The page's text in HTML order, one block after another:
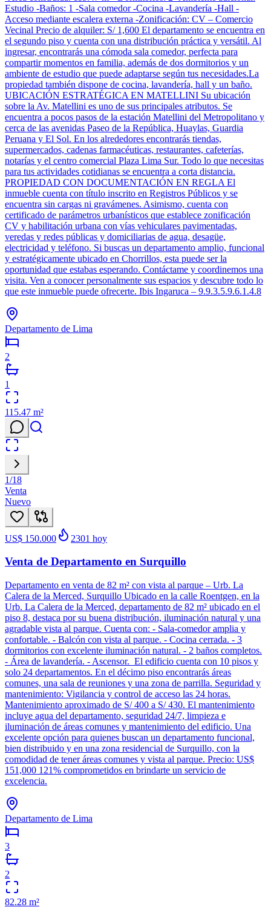
Estudio -Baños: 1 -Sala comedor -Cocina -Lavandería -Hall -
Acceso mediante escalera externa -Zonificación: CV – Comercio
Vecinal Precio de alquiler: S/ 1,600 El departamento se encuentra en
el segundo piso y cuenta con una distribución práctica y versátil. Al
ingresar, encontrarás una cómoda sala comedor, perfecta para
compartir momentos en familia, además de dos dormitorios y un
ambiente de estudio que puede adaptarse según tus necesidades.La
propiedad también dispone de cocina, lavandería, hall y un baño.
UBICACIÓN ESTRATÉGICA EN MATELLINI Su ubicación
sobre la Av. Matellini es uno de sus principales atributos. Se
encuentra a pocos pasos de la estación Matellini del Metropolitano y
cerca de las avenidas Paseo de la República, Huaylas, Guardia
Peruana y El Sol. En los alrededores encontrarás tiendas,
supermercados, cadenas farmacéuticas, restaurantes, cafeterías,
notarías y el centro comercial Plaza Lima Sur. Todo lo que necesitas
para tus actividades cotidianas se encuentra a corta distancia.
PROPIEDAD CON DOCUMENTACIÓN EN REGLA El
inmueble cuenta con título inscrito en Registros Públicos y se
encuentra sin cargas ni gravámenes. Asimismo, cuenta con
certificado de parámetros urbanísticos que establece zonificación
CV y habilitación urbana con vías vehiculares pavimentadas,
veredas y redes públicas y domiciliarias de agua, desagüe,
electricidad y teléfono. Si buscas un departamento amplio, funcional
y estratégicamente ubicado en Chorrillos, esta puede ser la
oportunidad que estabas esperando. Contáctame y coordinemos una
visita. Ven a conocer personalmente sus espacios y descubre todo lo
que este inmueble puede ofrecerte. Ibis Ingaruca – 9.9.3.5.9.6.1.4.8
Departamento de Lima
2
1
115.47 m²
1/18
Venta
Nuevo
US$ 150.000 2301 hoy
Venta de Departamento en Surquillo
Departamento en venta de 82 m² con vista al parque – Urb. La
Calera de la Merced, Surquillo Ubicado en la calle Roentgen, en la
Urb. La Calera de la Merced, departamento de 82 m² ubicado en el
piso 8, destaca por su buena distribución, iluminación natural y una
agradable vista al parque. Cuenta con: - Sala-comedor amplia y
confortable. - Balcón con vista al parque. - Cocina cerrada. - 3
dormitorios con excelente iluminación natural. - 2 baños completos.
- Área de lavandería. - Ascensor. El edificio cuenta con 10 pisos y
solo 24 departamentos. En el décimo piso encontrarás áreas
comunes, una sala de reuniones y una zona de parrilla. Seguridad y
mantenimiento: Vigilancia y control de acceso las 24 horas.
Mantenimiento aproximado de S/ 400 a S/ 430. El mantenimiento
incluye agua del departamento, seguridad 24/7, limpieza e
iluminación de áreas comunes y mantenimiento del edificio. Una
excelente opción para quienes buscan un departamento funcional,
bien distribuido y en una zona residencial de Surquillo, con la
comodidad de tener áreas comunes y vista al parque. Precio: US$
151,000 121% comprometidos en brindarte un servicio de
excelencia.
Departamento de Lima
3
2
82.28 m²